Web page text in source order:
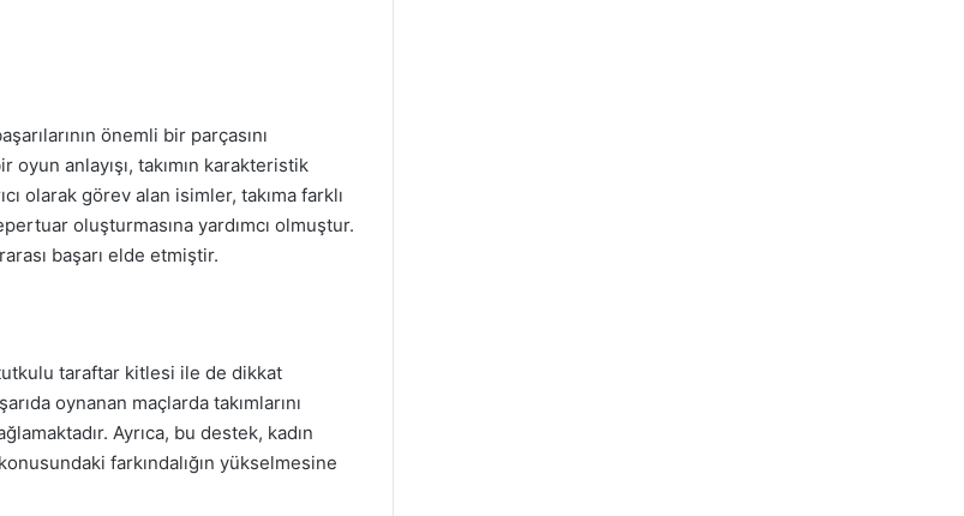
önemli bir parçasını
anlayışı, takımın karakteristik
olarak görev alan isimler, takıma farklı
oluşturmasına yardımcı olmuştur.
başarı elde etmiştir.
taraftar kitlesi ile de dikkat
oynanan maçlarda takımlarını
Ayrıca, bu destek, kadın
farkındalığın yükselmesine